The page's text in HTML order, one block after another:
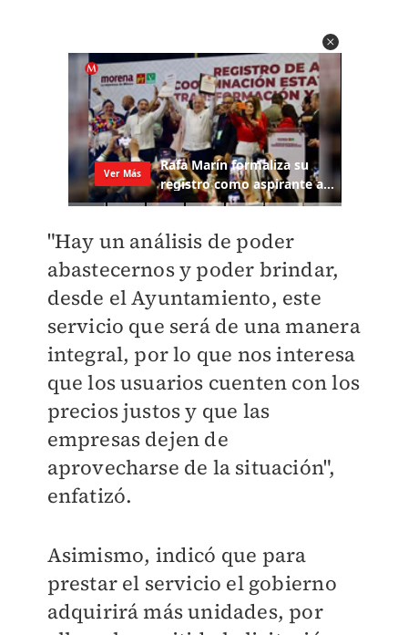
"Hay un análisis de poder
abastecernos y poder brindar,
desde el Ayuntamiento, este
servicio que será de una manera
integral, por lo que nos interesa
que los usuarios cuenten con los
precios justos y que las
empresas dejen de
aprovecharse de la situación",
enfatizó.
Asimismo, indicó que para
prestar el servicio el gobierno
adquirirá más unidades, por